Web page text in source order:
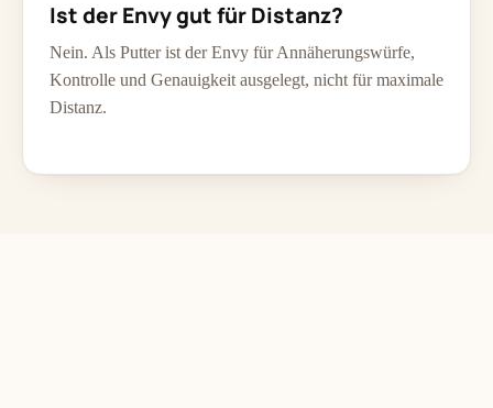
Ist der Envy gut für Distanz?
Nein. Als Putter ist der Envy für Annäherungswürfe,
Kontrolle und Genauigkeit ausgelegt, nicht für maximale
Distanz.